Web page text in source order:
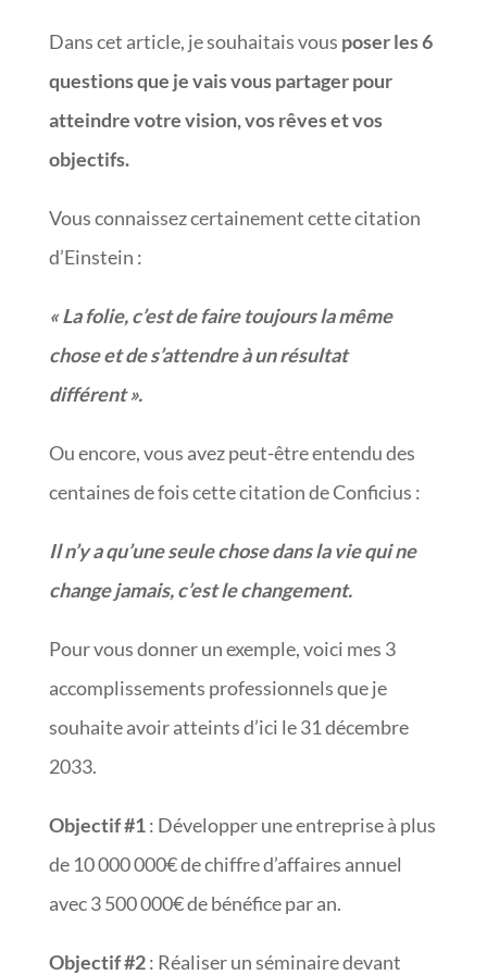
Dans cet article, je souhaitais vous poser les 6
questions que je vais vous partager pour
atteindre votre vision, vos rêves et vos
objectifs.
Vous connaissez certainement cette citation
d’Einstein :
« La folie, c’est de faire toujours la même
chose et de s’attendre à un résultat
différent ».
Ou encore, vous avez peut-être entendu des
centaines de fois cette citation de Conficius :
Il n’y a qu’une seule chose dans la vie qui ne
change jamais, c’est le changement.
Pour vous donner un exemple, voici mes 3
accomplissements professionnels que je
souhaite avoir atteints d’ici le 31 décembre
2033.
Objectif #1: Développer une entreprise à plus
de 10 000 000€ de chiffre d’affaires annuel
avec 3 500 000€ de bénéfice par an.
Objectif #2: Réaliser un séminaire devant